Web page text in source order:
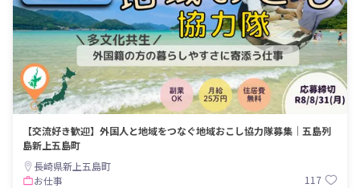
【交流好き歓迎】外国人と地域をつなぐ地域おこし協力隊募集｜五島列
島新上五島町
長崎県新上五島町
お仕事
117